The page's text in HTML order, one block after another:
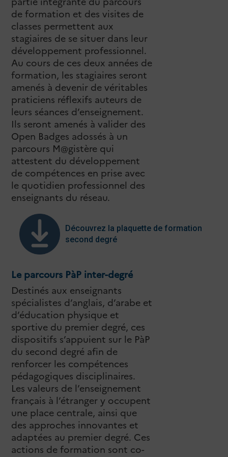
de formation et des visites de
classes permettent aux
stagiaires de se situer dans leur
développement professionnel.
Au cours de ces deux années de
formation, les stagiaires seront
amenés à devenir de véritables
praticiens réflexifs auteurs de
leurs séances d’enseignement.
Ils seront amenés à valider des
Open Badges adossés à un
parcours M@gistère qui
attestent du développement
de compétences en prise avec
le quotidien professionnel des
enseignants du réseau.
Découvrez la plaquette de formation
second degré
Le parcours PàP inter-degré
Destinés aux enseignants
spécialistes d’anglais, d’arabe et
d’éducation physique et
sportive du premier degré, ces
dispositifs s’appuient sur le PàP
du second degré afin de
renforcer les compétences
pédagogiques disciplinaires.
Les valeurs de l’enseignement
français à l’étranger y occupent
une place centrale, ainsi que
des approches innovantes et
adaptées au premier degré. Ces
actions de formation sont co-